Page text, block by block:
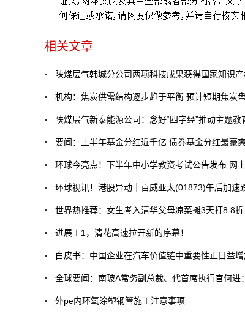
相关文章
陕煤层气韩城分公司两项科技成果获得国家知识
机构：焦炭供需结构逐步趋于平衡 预计短期焦炭
陕煤层气新泰能源公司：念好“四字经”推动主题教
要闻：上半年基金分红近千亿 债券基金分红最豪
环球今亮点！下半年中小学教资考试公告发布 网
环球视讯！港股异动｜百威亚太(01873)午后加速
世界热推荐：女生考入清华父母凉菜摊3天打8.8折
进展＋1，清花高速拉开新的序幕！
白皮书：中国企业在汽车价值链中重要性正日益增
全球要闻：南玻A常务副总裁、代首席执行官何进
外pe内环氧涂塑钢管施工注意事项